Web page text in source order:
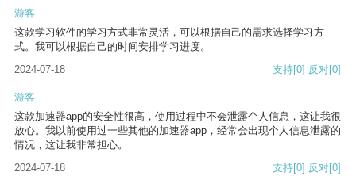
游客
这款学习软件的学习方式非常灵活，可以根据自己的需求选择学习方
式。我可以根据自己的时间安排学习进度。
2024-07-18
支持[0] 反对[0]
游客
这款加速器app的安全性很高，使用过程中不会泄露个人信息，这让我很
放心。我以前使用过一些其他的加速器app，经常会出现个人信息泄露的
情况，这让我非常担心。
2024-07-18
支持[0] 反对[0]